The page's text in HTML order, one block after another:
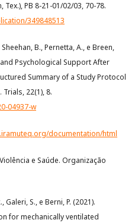
PB 8-21-01/02/03, 70-78.
349848513
B., Pernetta, A., e Breen,
Psychological Support After
Summary of a Study Protocol
22(1), 8.
04937-w
documentation/html
e Saúde. Organização
Galeri, S., e Berni, P. (2021).
for mechanically ventilated